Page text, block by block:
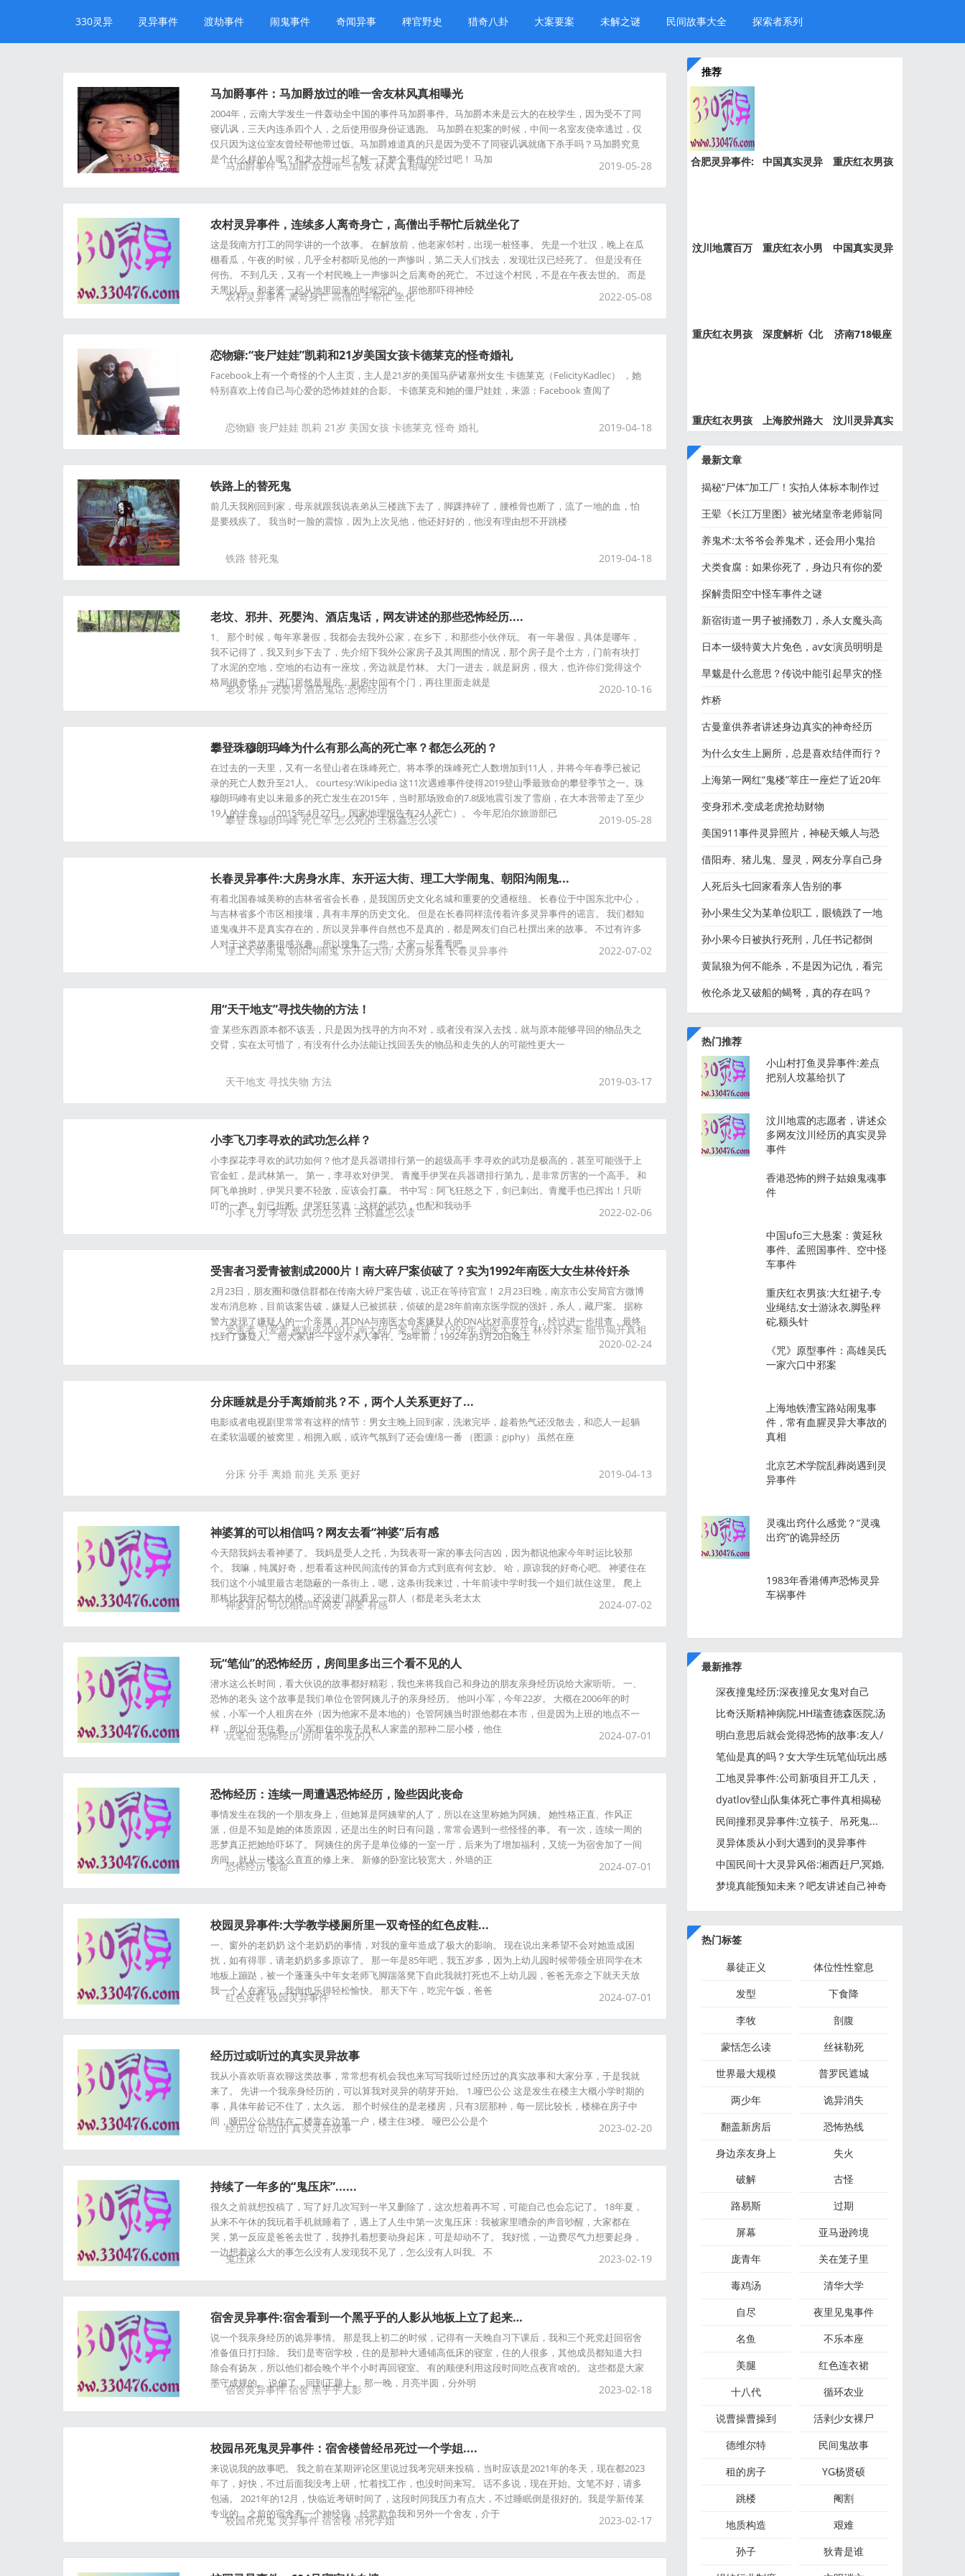
330灵异 灵异事件 渡劫事件 闹鬼事件 奇闻异事 稗官野史 猎奇八卦 大案要案 未解之谜 民间故事大全 探索者系列
马加爵事件：马加爵放过的唯一舍友林风真相曝光
2004年，云南大学发生一件轰动全中国的事件马加爵事件。马加爵本来是云大的在校学生，因为受不了同
寝讥讽，三天内连杀四个人，之后使用假身份证逃跑。 马加爵在犯案的时候，中间一名室友侥幸逃过，仅
仅只因为这位室友曾经帮他带过饭。马加爵难道真的只是因为受不了同寝讥讽就痛下杀手吗？马加爵究竟
是个什么样的人呢？和龙大姐一起了解一下整个事件的经过吧！ 马加
马加爵事件 马加爵 放过唯一舍友 林风 真相曝光 2019-05-28
农村灵异事件，连续多人离奇身亡，高僧出手帮忙后就坐化了
这是我南方打工的同学讲的一个故事。 在解放前，他老家邻村，出现一桩怪事。 先是一个壮汉，晚上在瓜
棚看瓜，午夜的时候，几乎全村都听见他的一声惨叫，第二天人们找去，发现壮汉已经死了。 但是没有任
何伤。 不到几天，又有一个村民晚上一声惨叫之后离奇的死亡。 不过这个村民，不是在午夜去世的。 而是
天黑以后，和老婆一起从地里回来的时候完的。 据他那吓得神经
农村灵异事件 离奇身亡 高僧出手帮忙 坐化 2022-05-08
恋物癖:“丧尸娃娃”凯莉和21岁美国女孩卡德莱克的怪奇婚礼
Facebook上有一个奇怪的个人主页，主人是21岁的美国马萨诸塞州女生 卡德莱克（FelicityKadlec） ，她
特别喜欢上传自己与心爱的恐怖娃娃的合影。 卡德莱克和她的僵尸娃娃，来源：Facebook 查阅了
恋物癖 丧尸娃娃 凯莉 21岁 美国女孩 卡德莱克 怪奇 婚礼 2019-04-18
铁路上的替死鬼
前几天我刚回到家，母亲就跟我说表弟从三楼跳下去了，脚踝摔碎了，腰椎骨也断了，流了一地的血，怕
是要残疾了。 我当时一脸的震惊，因为上次见他，他还好好的，他没有理由想不开跳楼
铁路 替死鬼 2019-04-18
老坟、邪井、死婴沟、酒店鬼话，网友讲述的那些恐怖经历....
1、 那个时候，每年寒暑假，我都会去我外公家，在乡下，和那些小伙伴玩。 有一年暑假，具体是哪年，
我不记得了，我又到乡下去了，先介绍下我外公家房子及其周围的情况，那个房子是个土方，门前有块打
了水泥的空地，空地的右边有一座坟，旁边就是竹林。 大门一进去，就是厨房，很大，也许你们觉得这个
格局很奇怪，一进门居然是厨房，厨房中间有个门，再往里面走就是
老坟 邪井 死婴沟 酒店鬼话 恐怖经历 2020-10-16
攀登珠穆朗玛峰为什么有那么高的死亡率？都怎么死的？
在过去的一天里，又有一名登山者在珠峰死亡。将本季的珠峰死亡人数增加到11人，并将今年春季已被记
录的死亡人数升至21人。 courtesy:Wikipedia 这11次遇难事件使得2019登山季最致命的攀登季节之一。珠
穆朗玛峰有史以来最多的死亡发生在2015年，当时那场致命的7.8级地震引发了雪崩，在大本营带走了至少
19人的生命。（2015年4月27日，国家地理报告有24人死亡）。 今年尼泊尔旅游部已
攀登 珠穆朗玛峰 死亡率 怎么死的 王栎鑫怎么读 2019-05-28
长春灵异事件:大房身水库、东开运大街、理工大学闹鬼、朝阳沟闹鬼...
有着北国春城美称的吉林省省会长春，是我国历史文化名城和重要的交通枢纽。 长春位于中国东北中心，
与吉林省多个市区相接壤，具有丰厚的历史文化。 但是在长春同样流传着许多灵异事件的谣言。 我们都知
道鬼魂并不是真实存在的，所以灵异事件自然也不是真的，都是网友们自己杜撰出来的故事。 不过有许多
人对于这类故事很感兴趣，所以搜集了一些，大家一起看看吧。
理工大学闹鬼 朝阳沟闹鬼 东开运大街 大房身水库 长春灵异事件 2022-07-02
用“天干地支”寻找失物的方法！
壹 某些东西原本都不该丢，只是因为找寻的方向不对，或者没有深入去找，就与原本能够寻回的物品失之
交臂，实在太可惜了，有没有什么办法能让找回丢失的物品和走失的人的可能性更大一
天干地支 寻找失物 方法 2019-03-17
小李飞刀李寻欢的武功怎么样？
小李探花李寻欢的武功如何？他才是兵器谱排行第一的超级高手 李寻欢的武功是极高的，甚至可能强于上
官金虹，是武林第一。 第一，李寻欢对伊哭。 青魔手伊哭在兵器谱排行第九，是非常厉害的一个高手。 和
阿飞单挑时，伊哭只要不轻敌，应该会打赢。 书中写：阿飞狂怒之下，剑已刺出。青魔手也已挥出！只听
叮的一声，剑已折断。伊哭狂笑道：这样的武功，也配和我动手
小李飞刀 李寻欢 武功怎么样 王栎鑫怎么读 2022-02-06
受害者习爱青被割成2000片！南大碎尸案侦破了？实为1992年南医大女生林伶奸杀
案！一个细节揭开真相
2月23日，朋友圈和微信群都在传南大碎尸案告破，说正在等待官宣！ 2月23日晚，南京市公安局官方微博
发布消息称，目前该案告破，嫌疑人已被抓获，侦破的是28年前南京医学院的强奸，杀人，藏尸案。 据称
警方发现了嫌疑人的一个亲属，其DNA与南医大命案嫌疑人的DNA比对高度符合，经过进一步排查，最终
找到了嫌疑人。 给大家讲一下这个杀人事件。 28年前，1992年的3月20日晚上
受害者 习爱青 被割成2000片 南大碎尸案 侦破了 1992年 南医大女生 林伶奸杀案 细节揭开真相
2020-02-24
分床睡就是分手离婚前兆？不，两个人关系更好了...
电影或者电视剧里常常有这样的情节：男女主晚上回到家，洗漱完毕，趁着热气还没散去，和恋人一起躺
在柔软温暖的被窝里，相拥入眠，或许气氛到了还会缠绵一番 （图源：giphy） 虽然在座
分床 分手 离婚 前兆 关系 更好 2019-04-13
神婆算的可以相信吗？网友去看“神婆”后有感
今天陪我妈去看神婆了。 我妈是受人之托，为我表哥一家的事去问吉凶，因为都说他家今年时运比较那
个。 我嘛，纯属好奇，想看看这种民间流传的算命方式到底有何玄妙。 哈，原谅我的好奇心吧。 神婆住在
我们这个小城里最古老隐蔽的一条街上，嗯，这条街我来过，十年前读中学时我一个姐们就住这里。 爬上
那栋比我年纪都大的楼，还没进门就看见一群人（都是老头老太太
神婆算的 可以相信吗 网友 神婆 有感 2024-07-02
玩“笔仙”的恐怖经历，房间里多出三个看不见的人
潜水这么长时间，看大伙说的故事都好精彩，我也来将我自己和身边的朋友亲身经历说给大家听听。 一、
恐怖的老头 这个故事是我们单位仓管阿姨儿子的亲身经历。 他叫小军，今年22岁。 大概在2006年的时
候，小军一个人租房在外（因为他家不是本地的）仓管阿姨当时跟他都在本市，但是因为上班的地点不一
样，所以分开住着。 小军租住的房子是私人家盖的那种二层小楼，他住
玩笔仙 恐怖经历 房间 看不见的人 2024-07-01
恐怖经历：连续一周遭遇恐怖经历，险些因此丧命
事情发生在我的一个朋友身上，但她算是阿姨辈的人了，所以在这里称她为阿姨。 她性格正直、作风正
派，但是不知是她的体质原因，还是出生的时日有问题，常常会遇到一些怪怪的事。 有一次，连续一周的
恶梦真正把她给吓坏了。 阿姨住的房子是单位修的一室一厅，后来为了增加福利，又统一为宿舍加了一间
房间，就从一楼这么直直的修上来。 新修的卧室比较宽大，外墙的正
恐怖经历 丧命 2024-07-01
校园灵异事件:大学教学楼厕所里一双奇怪的红色皮鞋...
一、窗外的老奶奶 这个老奶奶的事情，对我的童年造成了极大的影响。 现在说出来希望不会对她造成困
扰，如有得罪，请老奶奶多多原谅了。 那一年是85年吧，我五岁多，因为上幼儿园时候带领全班同学在木
地板上蹦跶，被一个蓬蓬头中年女老师飞脚踹落凳下自此我就打死也不上幼儿园，爸爸无奈之下就天天放
我一个人在家玩，我倒也乐得轻松愉快。 那天下午，吃完午饭，爸爸
红色皮鞋 校园灵异事件 2024-07-01
经历过或听过的真实灵异故事
我从小喜欢听喜欢聊这类故事，常常想有机会我也来写写我听过经历过的真实故事和大家分享，于是我就
来了。 先讲一个我亲身经历的，可以算我对灵异的萌芽开始。 1.哑巴公公 这是发生在楼主大概小学时期的
事，具体年龄记不住了，太久远。 那个时候住的是老楼房，只有3层那种，每一层比较长，楼梯在房子中
间，哑巴公公就住在二楼靠左边第一户，楼主住3楼。 哑巴公公是个
经历过 听过的 真实灵异故事 2023-02-20
持续了一年多的“鬼压床”......
很久之前就想投稿了，写了好几次写到一半又删除了，这次想着再不写，可能自己也会忘记了。 18年夏，
从来不午休的我玩着手机就睡着了，遇上了人生中第一次鬼压床：我被家里嘈杂的声音吵醒，大家都在
哭，第一反应是爸爸去世了，我挣扎着想要动身起床，可是却动不了。 我好慌，一边费尽气力想要起身，
一边想着这么大的事怎么没有人发现我不见了，怎么没有人叫我。 不
鬼压床 2023-02-19
宿舍灵异事件:宿舍看到一个黑乎乎的人影从地板上立了起来…
说一个我亲身经历的诡异事情。 那是我上初二的时候，记得有一天晚自习下课后，我和三个死党赶回宿舍
准备值日打扫除。 我们是寄宿学校，住的是那种大通铺高低床的寝室，住的人很多，其他成员都知道大扫
除会有扬灰，所以他们都会晚个半个小时再回寝室。 有的顺便利用这段时间吃点夜宵啥的。 这些都是大家
墨守成规的。 说偏了，回到正题上。 那一晚，月亮半圆，分外明
宿舍灵异事件 宿舍 黑乎乎人影 2023-02-18
校园吊死鬼灵异事件：宿舍楼曾经吊死过一个学姐....
来说说我的故事吧。 我之前在某期评论区里说过我考完研来投稿，当时应该是2021年的冬天，现在都2023
年了，好快，不过后面我没考上研，忙着找工作，也没时间来写。 话不多说，现在开始。文笔不好，请多
包涵。 2021年的12月，快临近考研时间了，这段时间我压力有点大，不过睡眠倒是很好的。我是学新传某
专业的，之前的宿舍有一个神经病，经常欺负我和另外一个舍友，介于
校园吊死鬼 灵异事件 宿舍楼 吊死学姐 2023-02-17
推荐
合肥灵异事件:
中国真实灵异
重庆红衣男孩
汶川地震百万
重庆红衣小男
中国真实灵异
重庆红衣男孩
深度解析《北
济南718银座
重庆红衣男孩
上海胶州路大
汶川灵异真实
最新文章
揭秘“尸体”加工厂！实拍人体标本制作过
程
王翚《长江万里图》被光绪皇帝老师翁同
龢五世孙翁万戈无偿捐
养鬼术:太爷爷会养鬼术，还会用小鬼抬
轿...
犬类食腐：如果你死了，身边只有你的爱
犬，它会吃了你吗？
探解贵阳空中怪车事件之谜
新宿街道一男子被捅数刀，杀人女魔头高
冈由佳被捕面露笑容：
日本一级特黄大片免色，av女演员明明是
大妈却p个童颜巨乳萝莉
旱魃是什么意思？传说中能引起旱灾的怪
物...
炸桥
古曼童供养者讲述身边真实的神奇经历
为什么女生上厕所，总是喜欢结伴而行？
上海第一网红“鬼楼”莘庄一座烂了近20年
的“黑暗教堂”
变身邪术,变成老虎抢劫财物
美国911事件灵异照片，神秘天蛾人与恐
怖撒旦脸
借阳寿、猪儿鬼、显灵，网友分享自己身
边的那些诡异奇闻...
人死后头七回家看亲人告别的事
孙小果生父为某单位职工，眼镜跌了一地
孙小果今日被执行死刑，几任书记都倒
了，这个杀人犯还在潇洒
黄鼠狼为何不能杀，不是因为记仇，看完
才明白其中原因，真不
攸伦杀龙又破船的蝎弩，真的存在吗？
热门推荐
小山村打鱼灵异事件:差点
把别人坟墓给扒了
汶川地震的志愿者，讲述众
多网友汶川经历的真实灵异
事件
香港恐怖的辫子姑娘鬼魂事
件
中国ufo三大悬案：黄延秋
事件、孟照国事件、空中怪
车事件
重庆红衣男孩:大红裙子,专
业绳结,女士游泳衣,脚坠秤
砣,额头针
《咒》原型事件：高雄吴氏
一家六口中邪案
上海地铁漕宝路站闹鬼事
件，常有血腥灵异大事故的
真相
北京艺术学院乱葬岗遇到灵
异事件
灵魂出窍什么感觉？“灵魂
出窍”的诡异经历
1983年香港傅声恐怖灵异
车祸事件
最新推荐
深夜撞鬼经历:深夜撞见女鬼对自己
笑....
比奇沃斯精神病院,HH瑞查德森医院,汤
顿州立医院,哈德伍德精神
明白意思后就会觉得恐怖的故事:友人/
我认为鬼是真正存在的/探
笔仙是真的吗？女大学生玩笔仙玩出感
情，差点被“带走”！
工地灵异事件:公司新项目开工几天，
挖断了一个棺材....
dyatlov登山队集体死亡事件真相揭秘
民间撞邪灵异事件:立筷子、吊死鬼...
灵异体质从小到大遇到的灵异事件
中国民间十大灵异风俗:湘西赶尸,冥婚,
悬棺葬,放蛊,落花洞女,圣
梦境真能预知未来？吧友讲述自己神奇
热门标签
暴徒正义
体位性性窒息
发型
下食降
李牧
剖腹
蒙恬怎么读
丝袜勒死
世界最大规模
普罗民遮城
两少年
诡异消失
翻盖新房后
恐怖热线
身边亲友身上
失火
破解
古怪
路易斯
过期
屏幕
亚马逊跨境
庞青年
关在笼子里
毒鸡汤
清华大学
自尽
夜里见鬼事件
名鱼
不乐本座
美腿
红色连衣裙
十八代
循环农业
说曹操曹操到
活剥少女裸尸
德维尔特
民间鬼故事
租的房子
YG杨贤硕
跳楼
阉割
地质构造
艰难
孙子
狄青是谁